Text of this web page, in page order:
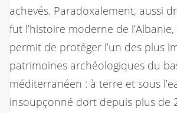
achevés. Paradoxalement, aussi
fut l’histoire moderne de
permit de protéger l’un des plus
patrimoines archéologiques du
méditerranéen : à terre et sous
insoupçonné dort depuis plus de